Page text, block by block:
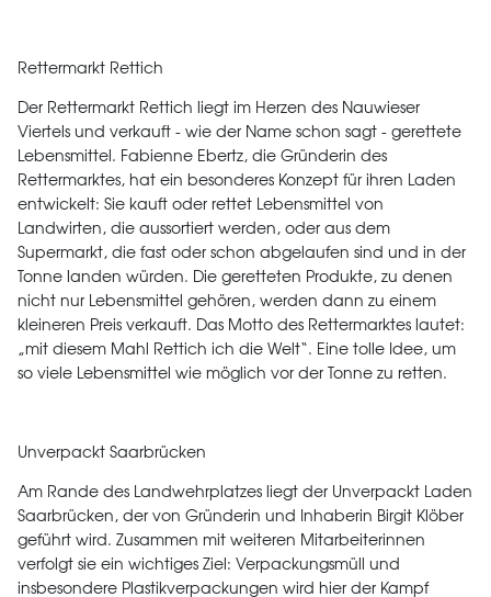
Rettermarkt Rettich
Der Rettermarkt Rettich liegt im Herzen des Nauwieser
Viertels und verkauft - wie der Name schon sagt - gerettete
Lebensmittel. Fabienne Ebertz, die Gründerin des
Rettermarktes, hat ein besonderes Konzept für ihren Laden
entwickelt: Sie kauft oder rettet Lebensmittel von
Landwirten, die aussortiert werden, oder aus dem
Supermarkt, die fast oder schon abgelaufen sind und in der
Tonne landen würden. Die geretteten Produkte, zu denen
nicht nur Lebensmittel gehören, werden dann zu einem
kleineren Preis verkauft. Das Motto des Rettermarktes lautet:
„mit diesem Mahl Rettich ich die Welt“. Eine tolle Idee, um
so viele Lebensmittel wie möglich vor der Tonne zu retten.
Unverpackt Saarbrücken
Am Rande des Landwehrplatzes liegt der Unverpackt Laden
Saarbrücken, der von Gründerin und Inhaberin Birgit Klöber
geführt wird. Zusammen mit weiteren Mitarbeiterinnen
verfolgt sie ein wichtiges Ziel: Verpackungsmüll und
insbesondere Plastikverpackungen wird hier der Kampf